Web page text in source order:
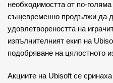
необходимостта от по-
същевременно продължи да
удовлетвореността на
изпълнителният екип на
подобряване на цялостното
Акциите на Ubisoft се